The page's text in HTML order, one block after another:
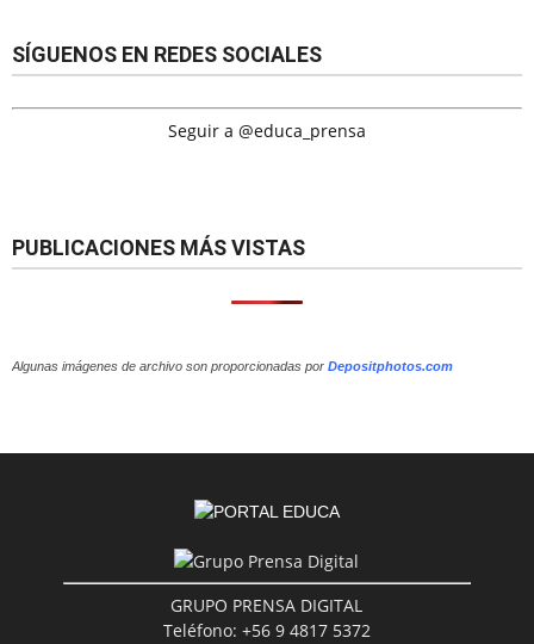
SÍGUENOS EN REDES SOCIALES
Seguir a @educa_prensa
PUBLICACIONES MÁS VISTAS
Algunas imágenes de archivo son proporcionadas por Depositphotos.com
GRUPO PRENSA DIGITAL
Teléfono: +56 9 4817 5372